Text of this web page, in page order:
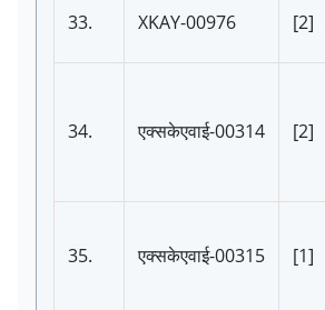
33. XKAY-00976 [2]
34. एक्सकेएवाई-00314 [2]
35. एक्सकेएवाई-00315 [1]